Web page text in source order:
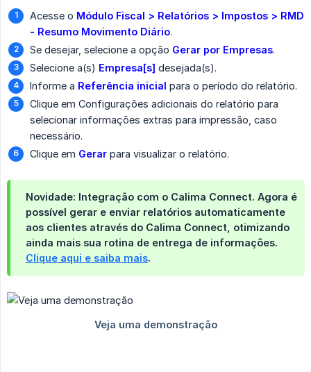
Acesse o Módulo Fiscal > Relatórios > Impostos > RMD
- Resumo Movimento Diário.
Se desejar, selecione a opção Gerar por Empresas.
Selecione a(s) Empresa[s] desejada(s).
Informe a Referência inicial para o período do relatório.
Clique em Configurações adicionais do relatório para
selecionar informações extras para impressão, caso
necessário.
Clique em Gerar para visualizar o relatório.
Novidade: Integração com o Calima Connect. Agora é
possível gerar e enviar relatórios automaticamente
aos clientes através do Calima Connect , otimizando
ainda mais sua rotina de entrega de informações.
Clique aqui e saiba mais.